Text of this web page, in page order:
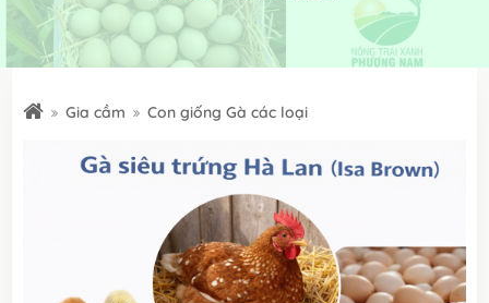
Gia cầm Con giống Gà các loại